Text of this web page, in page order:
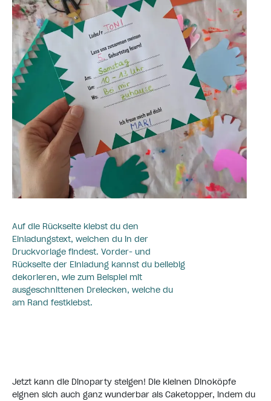
Auf die Rückseite klebst du den
Einladungstext, welchen du in der
Druckvorlage findest. Vorder- und
Rückseite der Einladung kannst du beliebig
dekorieren, wie zum Beispiel mit
ausgeschnittenen Dreiecken, welche du
am Rand festklebst.
Jetzt kann die Dinoparty steigen! Die kleinen Dinoköpfe
eignen sich auch ganz wunderbar als Caketopper, indem du